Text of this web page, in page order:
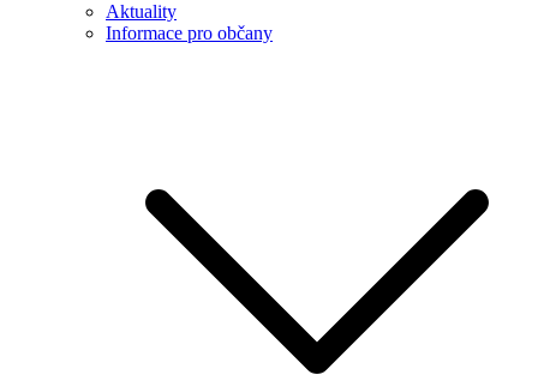
Aktuality
Informace pro občany